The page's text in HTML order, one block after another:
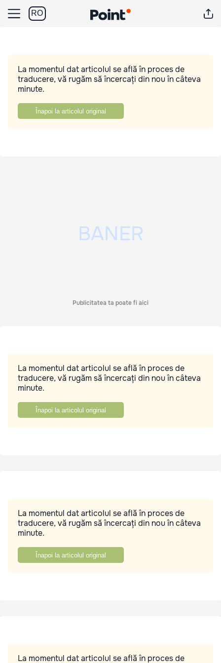
RO
La momentul dat articolul se află în proces de
traducere, vă rugăm să încercați din nou în câteva
minute.
Înapoi la articolul original
Publicitatea ta poate fi aici
La momentul dat articolul se află în proces de
traducere, vă rugăm să încercați din nou în câteva
minute.
Înapoi la articolul original
La momentul dat articolul se află în proces de
traducere, vă rugăm să încercați din nou în câteva
minute.
Înapoi la articolul original
La momentul dat articolul se află în proces de